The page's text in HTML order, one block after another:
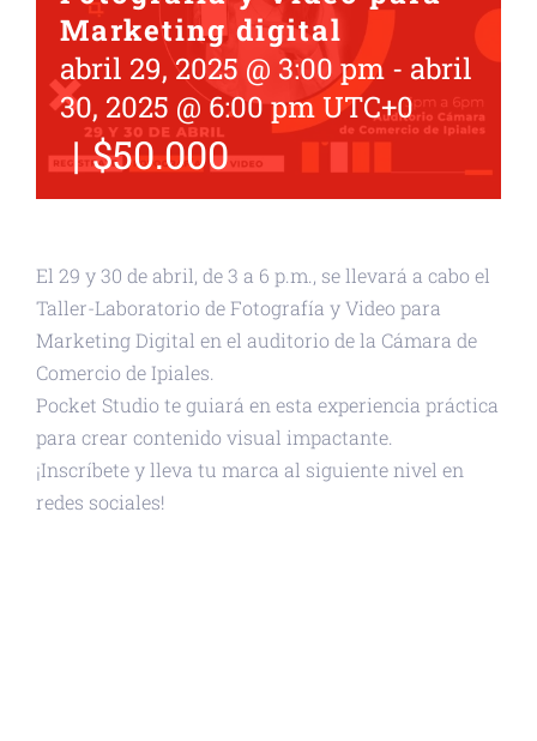
Marketing digital
abril 29, 2025 @ 3:00 pm- abril
30, 2025 @ 6:00 pmUTC+0
| $50.000
El 29 y 30 de abril, de 3 a 6 p.m., se llevará a cabo el
Taller-Laboratorio de Fotografía y Video para
Marketing Digital en el auditorio de la Cámara de
Comercio de Ipiales.
Pocket Studio te guiará en esta experiencia práctica
para crear contenido visual impactante.
¡Inscríbete y lleva tu marca al siguiente nivel en
redes sociales!